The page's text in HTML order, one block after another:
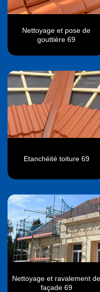
Nettoyage et pose de
gouttière 69
Etanchéité toiture 69
Nettoyage et ravalement de
façade 69